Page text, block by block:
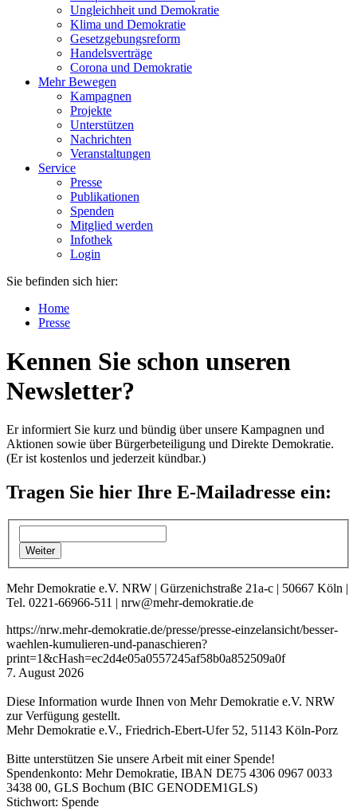
Ungleichheit und Demokratie
Klima und Demokratie
Gesetzgebungsreform
Handelsverträge
Corona und Demokratie
Mehr Bewegen
Kampagnen
Projekte
Unterstützen
Nachrichten
Veranstaltungen
Service
Presse
Publikationen
Spenden
Mitglied werden
Infothek
Login
Sie befinden sich hier:
Home
Presse
Kennen Sie schon unseren
Newsletter?
Er informiert Sie kurz und bündig über unsere Kampagnen und
Aktionen sowie über Bürgerbeteiligung und Direkte Demokratie.
(Er ist kostenlos und jederzeit kündbar.)
Tragen Sie hier Ihre E-Mailadresse ein:
Mehr Demokratie e.V. NRW | Gürzenichstraße 21a-c | 50667 Köln |
Tel. 0221-66966-511 | nrw@mehr-demokratie.de
https://nrw.mehr-demokratie.de/presse/presse-einzelansicht/besser-
waehlen-kumulieren-und-panaschieren?
print=1&cHash=ec2d4e05a0557245af58b0a852509a0f
7. August 2026
Diese Information wurde Ihnen von Mehr Demokratie e.V. NRW
zur Verfügung gestellt.
Mehr Demokratie e.V., Friedrich-Ebert-Ufer 52, 51143 Köln-Porz
Bitte unterstützen Sie unsere Arbeit mit einer Spende!
Spendenkonto: Mehr Demokratie, IBAN DE75 4306 0967 0033
3438 00, GLS Bochum (BIC GENODEM1GLS)
Stichwort: Spende